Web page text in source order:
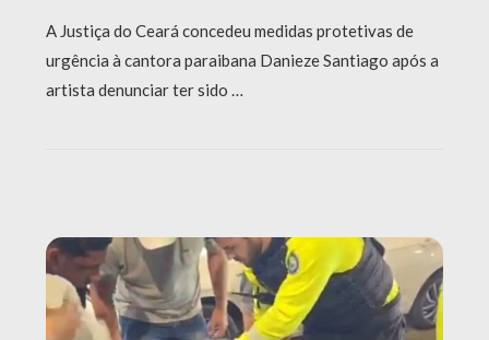
A Justiça do Ceará concedeu medidas protetivas de
urgência à cantora paraibana Danieze Santiago após a
artista denunciar ter sido …